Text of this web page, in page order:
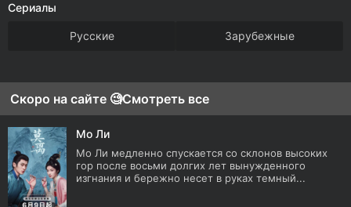
Сериалы
Русские Зарубежные
Скоро на сайте 🧐Смотреть все
Мо Ли
Мо Ли медленно спускается со склонов высоких
гор после восьми долгих лет вынужденного
изгнания и бережно несет в руках темный...